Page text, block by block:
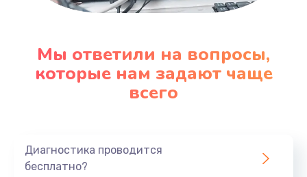
Мы ответили на вопросы,
которые нам задают чаще
всего
Диагностика проводится
бесплатно?